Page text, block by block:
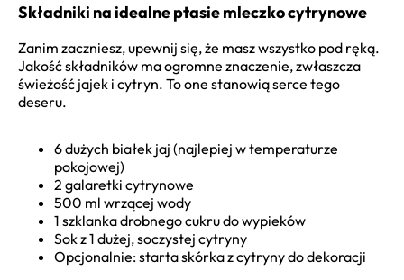
Składniki na idealne ptasie mleczko cytrynowe
Zanim zaczniesz, upewnij się, że masz wszystko pod ręką.
Jakość składników ma ogromne znaczenie, zwłaszcza
świeżość jajek i cytryn. To one stanowią serce tego
deseru.
6 dużych białek jaj (najlepiej w temperaturze
pokojowej)
2 galaretki cytrynowe
500 ml wrzącej wody
1 szklanka drobnego cukru do wypieków
Sok z 1 dużej, soczystej cytryny
Opcjonalnie: starta skórka z cytryny do dekoracji